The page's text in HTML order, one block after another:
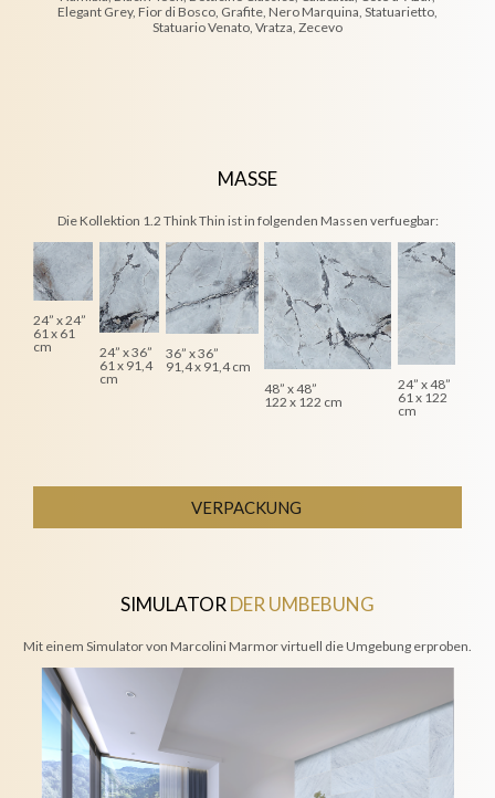
Elegant Grey, Fior di Bosco, Grafite, Nero Marquina, Statuarietto,
Statuario Venato, Vratza, Zecevo
MASSE
Die Kollektion 1.2 Think Thin ist in folgenden Massen verfuegbar:
24” x 24”
61 x 61
cm
24” x 36”
61 x 91,4
cm
36” x 36”
91,4 x 91,4 cm
48” x 48”
122 x 122 cm
24” x 48”
61 x 122
cm
VERPACKUNG
SIMULATOR DER UMBEBUNG
Mit einem Simulator von Marcolini Marmor virtuell die Umgebung erproben.